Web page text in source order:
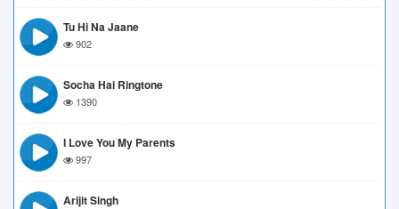
Tu Hi Na Jaane
902
Socha Hai Ringtone
1390
I Love You My Parents
997
Arijit Singh